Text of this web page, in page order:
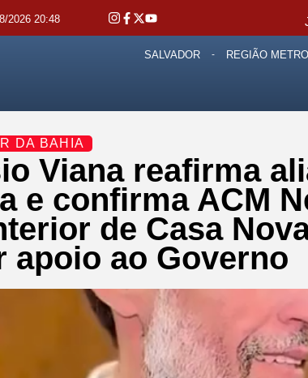
2026 20:48
SALVADOR REGIÃO
DA BAHIA
Viana reafirma
e confirma ACM
de Casa
apoio ao Governo